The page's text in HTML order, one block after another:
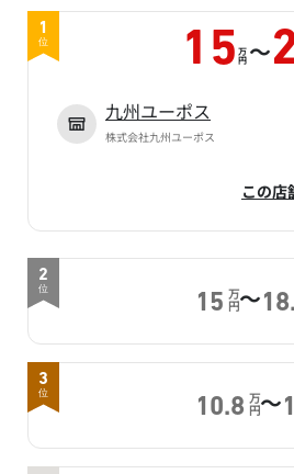
1
位 15 万
円 ～
九州ユーポス
株式会社九州ユーポス
この店
2
位
15 万
円～
3
位
10.8 万
円～